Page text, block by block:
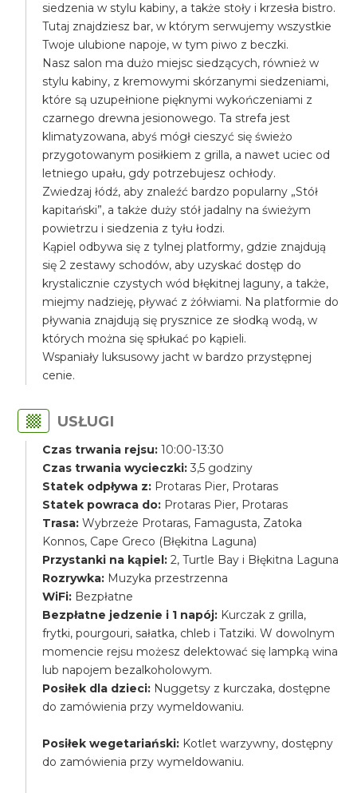
siedzenia w stylu kabiny, a także stoły i krzesła bistro.
Tutaj znajdziesz bar, w którym serwujemy wszystkie
Twoje ulubione napoje, w tym piwo z beczki.
Nasz salon ma dużo miejsc siedzących, również w
stylu kabiny, z kremowymi skórzanymi siedzeniami,
które są uzupełnione pięknymi wykończeniami z
czarnego drewna jesionowego. Ta strefa jest
klimatyzowana, abyś mógł cieszyć się świeżo
przygotowanym posiłkiem z grilla, a nawet uciec od
letniego upału, gdy potrzebujesz ochłody.
Zwiedzaj łódź, aby znaleźć bardzo popularny „Stół
kapitański”, a także duży stół jadalny na świeżym
powietrzu i siedzenia z tyłu łodzi.
Kąpiel odbywa się z tylnej platformy, gdzie znajdują
się 2 zestawy schodów, aby uzyskać dostęp do
krystalicznie czystych wód błękitnej laguny, a także,
miejmy nadzieję, pływać z żółwiami. Na platformie do
pływania znajdują się prysznice ze słodką wodą, w
których można się spłukać po kąpieli.
Wspaniały luksusowy jacht w bardzo przystępnej
cenie.
USŁUGI
Czas trwania rejsu: 10:00-13:30
Czas trwania wycieczki: 3,5 godziny
Statek odpływa z: Protaras Pier, Protaras
Statek powraca do: Protaras Pier, Protaras
Trasa: Wybrzeże Protaras, Famagusta, Zatoka
Konnos, Cape Greco (Błękitna Laguna)
Przystanki na kąpiel: 2, Turtle Bay i Błękitna Laguna
Rozrywka: Muzyka przestrzenna
WiFi: Bezpłatne
Bezpłatne jedzenie i 1 napój: Kurczak z grilla,
frytki, pourgouri, sałatka, chleb i Tatziki. W dowolnym
momencie rejsu możesz delektować się lampką wina
lub napojem bezalkoholowym.
Posiłek dla dzieci: Nuggetsy z kurczaka, dostępne
do zamówienia przy wymeldowaniu.
Posiłek wegetariański: Kotlet warzywny, dostępny
do zamówienia przy wymeldowaniu.